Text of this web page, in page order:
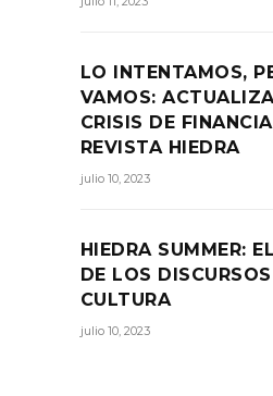
LO INTENTAMOS,
VAMOS:
CRISIS DE
REVISTA HIEDRA
julio 10, 2023
HIEDRA SUMMER:
DE LOS
CULTURA
julio 10, 2023